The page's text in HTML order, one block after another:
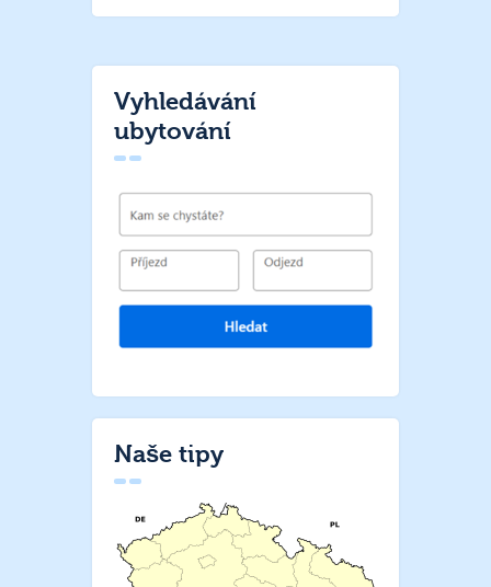
Vyhledávání
ubytování
Naše tipy